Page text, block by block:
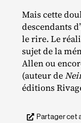
Mais cette
descendants
le rire. Le
sujet de la
Allen ou
(auteur de
éditions
Partager cet